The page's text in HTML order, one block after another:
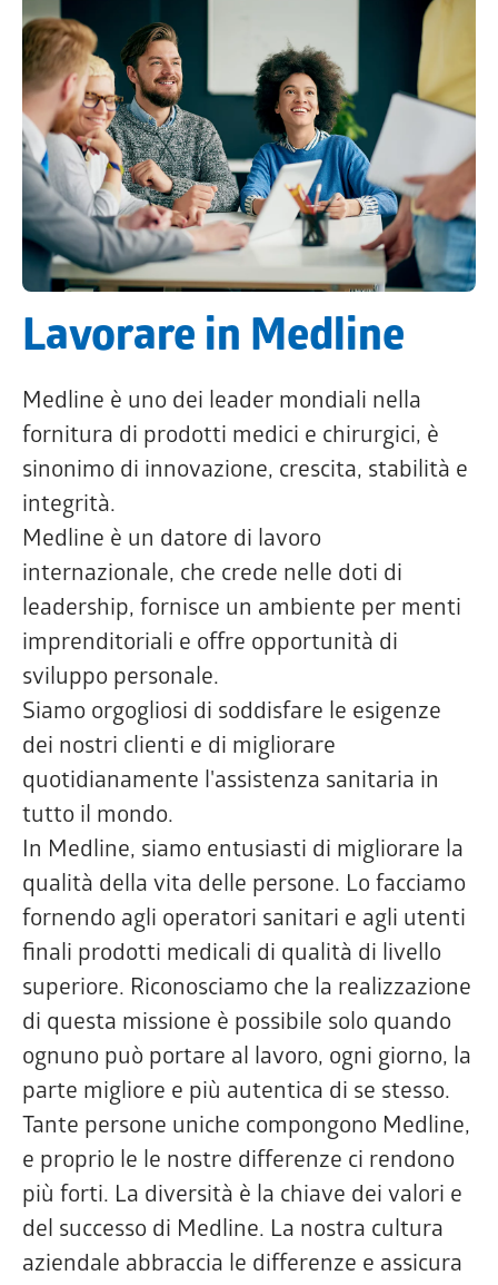
Lavorare in Medline
Medline è uno dei leader mondiali nella
fornitura di prodotti medici e chirurgici, è
sinonimo di innovazione, crescita, stabilità e
integrità.
Medline è un datore di lavoro
internazionale, che crede nelle doti di
leadership, fornisce un ambiente per menti
imprenditoriali e offre opportunità di
sviluppo personale.
Siamo orgogliosi di soddisfare le esigenze
dei nostri clienti e di migliorare
quotidianamente l'assistenza sanitaria in
tutto il mondo.
In Medline, siamo entusiasti di migliorare la
qualità della vita delle persone. Lo facciamo
fornendo agli operatori sanitari e agli utenti
finali prodotti medicali di qualità di livello
superiore. Riconosciamo che la realizzazione
di questa missione è possibile solo quando
ognuno può portare al lavoro, ogni giorno, la
parte migliore e più autentica di se stesso.
Tante persone uniche compongono Medline,
e proprio le le nostre differenze ci rendono
più forti. La diversità è la chiave dei valori e
del successo di Medline. La nostra cultura
aziendale abbraccia le differenze e assicura